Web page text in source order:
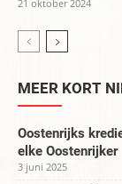
21 oktober 2024
MEER KORT
Oostenrijks
elke Oostenrijker
3 juni 2025